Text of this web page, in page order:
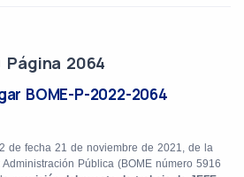
Página 2064
BOME-P-2022-2064
de fecha 21 de noviembre de 2021, de la
Pública (BOME número 5916